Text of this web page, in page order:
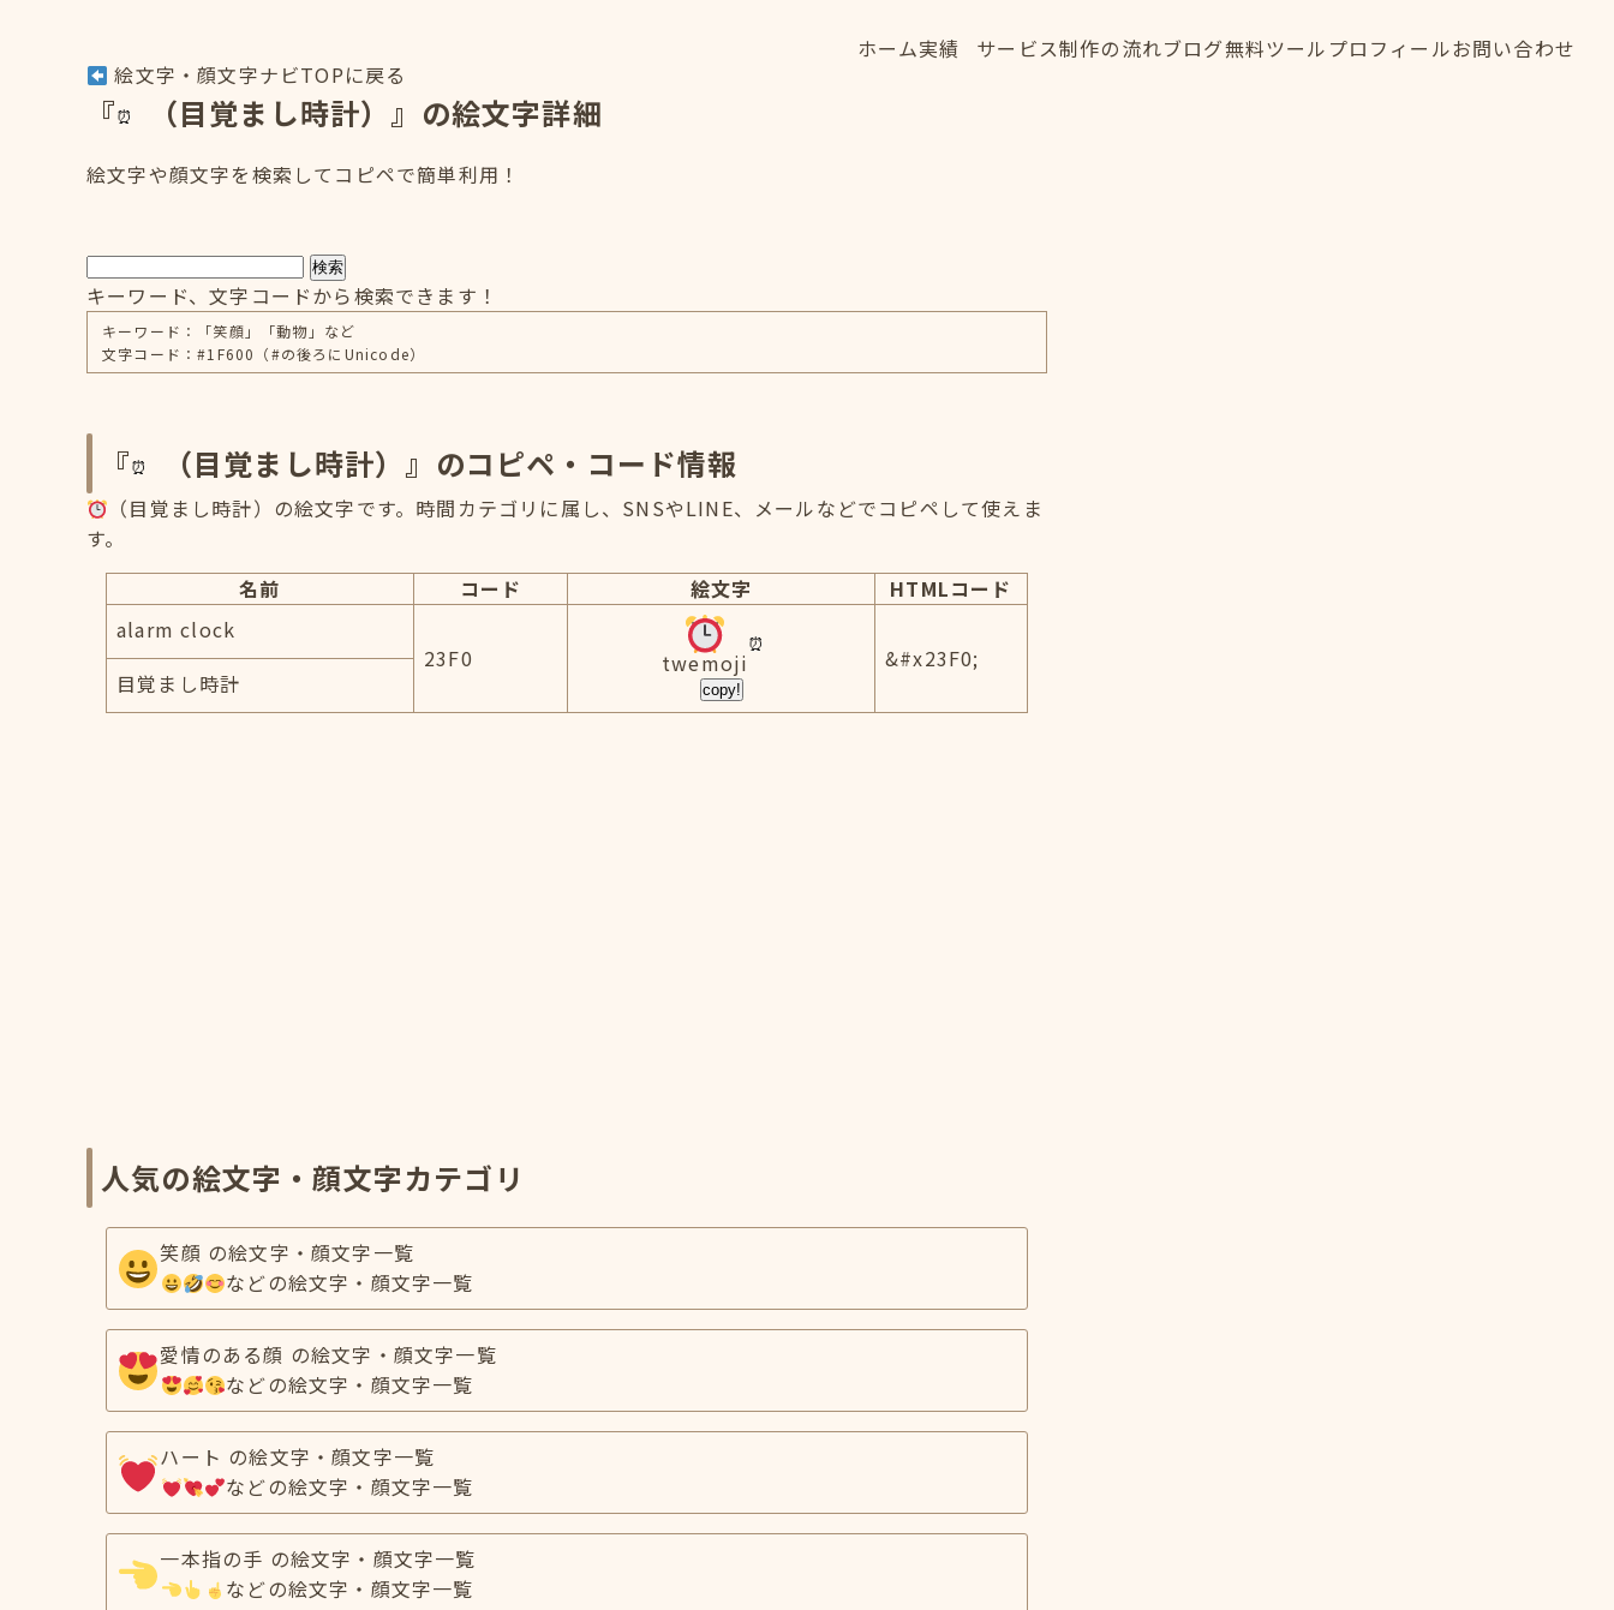
ホーム実績
サービス制作の流れブログ無料ツール プロフィールお問い合わせ
絵文字・顔文字ナビTOPに戻る
『 （目覚まし時計）』の絵文字詳細
絵文字や顔文字を検索してコピペで簡単利用！
検索
キーワード、文字コードから検索できます！
キーワード：「笑顔」「動物」など
文字コード：#1F600（#の後ろにUnicode）
『 （目覚まし時計）』のコピペ・コード情報
（目覚まし時計）の絵文字です。時間カテゴリに属し、SNSやLINE、メールなどでコピペして使えま
す。
名前
コード 絵文字
HTMLコード
alarm clock
23F0
twemoji
copy!
&#x23F0;
目覚まし時計
人気の絵文字・顔文字カテゴリ
笑顔 の絵文字・顔文字一覧
などの絵文字・顔文字一覧
愛情のある顔 の絵文字・顔文字一覧
などの絵文字・顔文字一覧
ハート の絵文字・顔文字一覧
などの絵文字・顔文字一覧
一本指の手 の絵文字・顔文字一覧
などの絵文字・顔文字一覧